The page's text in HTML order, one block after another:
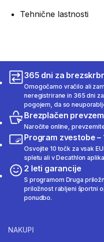
Tehnične lastnosti
365 dni za
Omogočamo vračilo ali
neregistrirane in 365 dni
pogojem, da so
Brezplačen
Naročite online,
Program zvestobe –
Osvojite 10 točk za vsak
spletu ali v Decathlon
2 leti garancije
S programom Druga
priložnost rabljeni športni
ponudbo.
NAKUPI